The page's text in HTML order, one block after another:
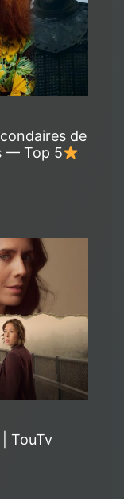
de
— Top 5
TouTv